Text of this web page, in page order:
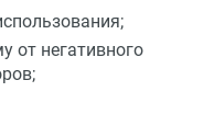
от негативного